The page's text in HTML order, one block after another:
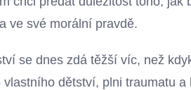
ve své morální pravdě.
se dnes zdá těžší víc, než
vlastního dětství, plni traumatu